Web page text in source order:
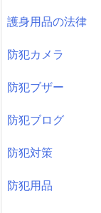
護身用品の法律
防犯カメラ
防犯ブザー
防犯ブログ
防犯対策
防犯用品